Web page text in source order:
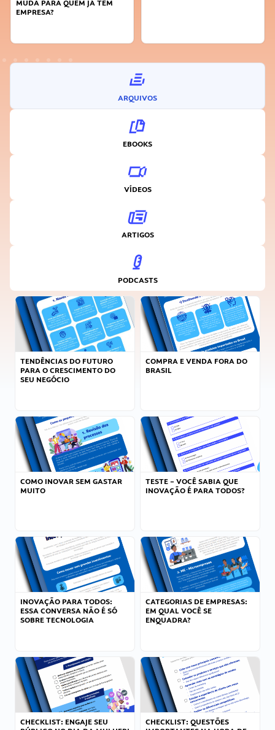
ARQUIVOS
EBOOKS
VÍDEOS
ARTIGOS
PODCASTS
TENDÊNCIAS DO FUTURO
PARA O CRESCIMENTO DO
SEU NEGÓCIO
COMPRA E VENDA FORA DO
BRASIL
COMO INOVAR SEM GASTAR
MUITO
TESTE – VOCÊ SABIA QUE
INOVAÇÃO É PARA TODOS?
INOVAÇÃO PARA TODOS:
ESSA CONVERSA NÃO É SÓ
SOBRE TECNOLOGIA
CATEGORIAS DE EMPRESAS:
EM QUAL VOCÊ SE
ENQUADRA?
CHECKLIST: ENGAJE SEU
CHECKLIST: QUESTÕES